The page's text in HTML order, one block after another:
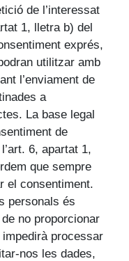
de l’interessat
1, lletra b) del
exprés,
utilitzar amb
l’enviament de
a
La base legal
de
6, apartat 1,
que sempre
el consentiment.
personals és
no proporcionar
processar
nos les dades,